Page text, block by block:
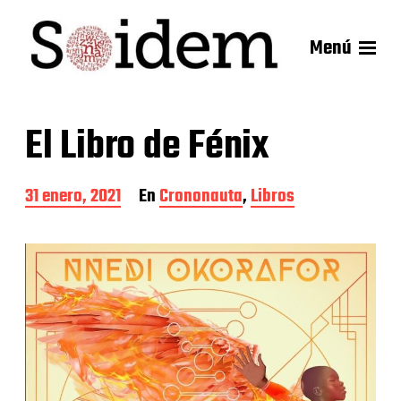
Menú
El Libro de Fénix
F
e
h
e
l
31 enero, 2021 EnCrononauta,Libros